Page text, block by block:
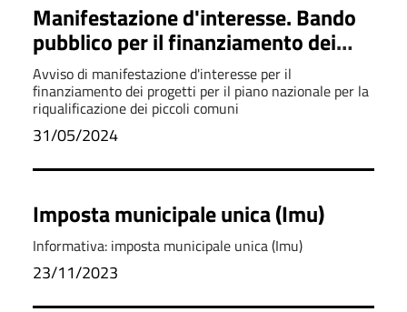
Manifestazione d'interesse. Bando
pubblico per il finanziamento dei
progetti per il piano nazionale per la
riqualificazione dei piccoli comuni
Avviso di manifestazione d'interesse per il
finanziamento dei progetti per il piano nazionale per la
riqualificazione dei piccoli comuni
31/05/2024
Imposta municipale unica (Imu)
Informativa: imposta municipale unica (Imu)
23/11/2023